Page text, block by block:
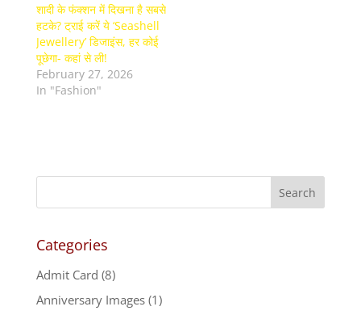
शादी के फंक्शन में दिखना है सबसे
हटके? ट्राई करें ये ‘Seashell
Jewellery’ डिजाइंस, हर कोई
पूछेगा- कहां से ली!
February 27, 2026
In "Fashion"
Categories
Admit Card (8)
Anniversary Images(1)